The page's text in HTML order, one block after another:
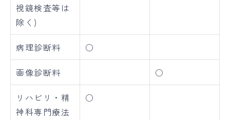
視鏡検査等は
除く)
病理診断料 ○
画像診断料 ○
リハビリ・精
神科専門療法
○